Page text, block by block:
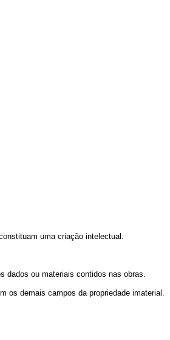
uma criação intelectual.
dados ou materiais contidos nas obras.
os demais campos da propriedade imaterial.